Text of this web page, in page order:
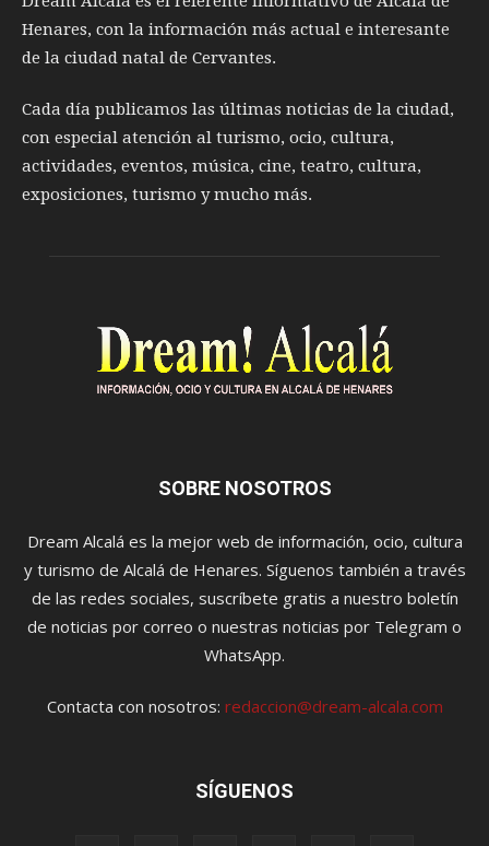
Henares, con la información más actual e interesante
de la ciudad natal de Cervantes.
Cada día publicamos las últimas noticias de la ciudad,
con especial atención al turismo, ocio, cultura,
actividades, eventos, música, cine, teatro, cultura,
exposiciones, turismo y mucho más.
SOBRE NOSOTROS
Dream Alcalá es la mejor web de información, ocio, cultura
y turismo de Alcalá de Henares. Síguenos también a través
de las redes sociales, suscríbete gratis a nuestro boletín
de noticias por correo o nuestras noticias por Telegram o
WhatsApp.
Contacta con nosotros: redaccion@dream-alcala.com
SÍGUENOS